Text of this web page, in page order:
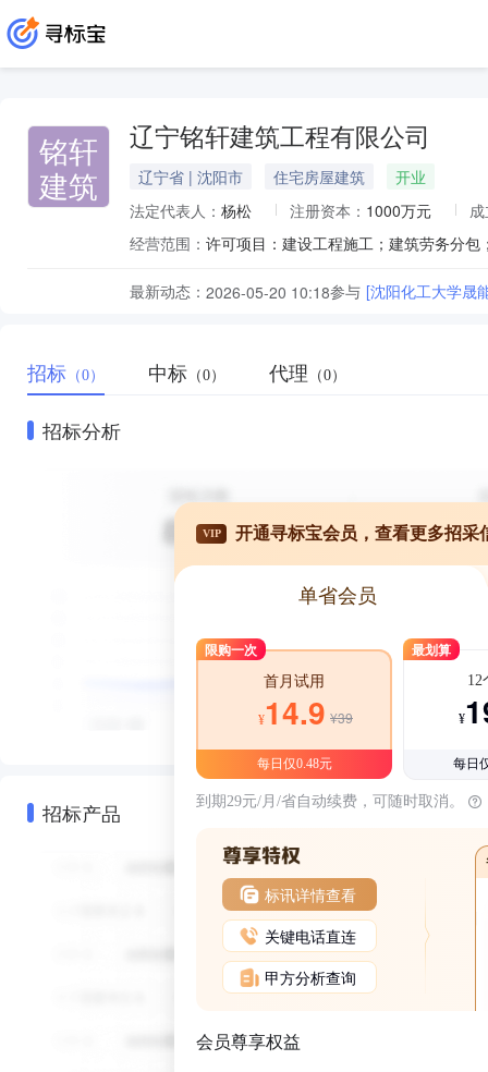
铭轩
建筑
辽宁铭轩建筑工程有限公司
辽宁省 | 沈阳市 住宅房屋建筑
开业
法定代表人： 杨松 注册资本： 1000万元
经营范围：
最新动态： 2026-05-20 10:18参与 [沈阳化工大学晟
招标 （0） 中标 （0） 代理 （0）
招标分析
招标产品
VIP 开通寻标宝会员，查看更多招采
单省会员
限购一次
首月试用
¥14.9 ¥39
每日仅0.48元
最划算
12
¥
每日
到期29元/月/省自动续费，可随时取消。
标讯详情查看
关键电话直连
甲方分析查询
会员尊享权益